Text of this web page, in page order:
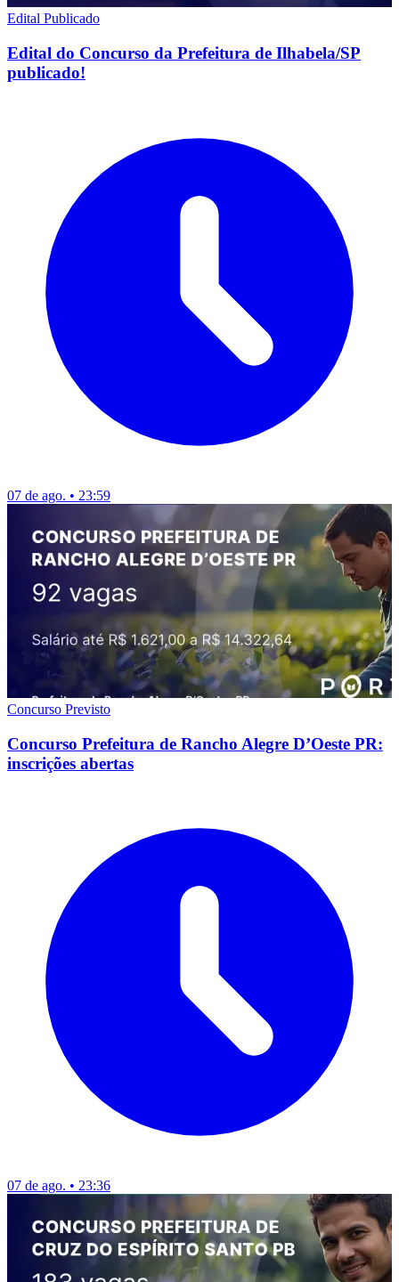
Edital Publicado
Edital do Concurso da Prefeitura de Ilhabela/SP
publicado!
07 de ago. • 23:59
Concurso Previsto
Concurso Prefeitura de Rancho Alegre D’Oeste PR:
inscrições abertas
07 de ago. • 23:36